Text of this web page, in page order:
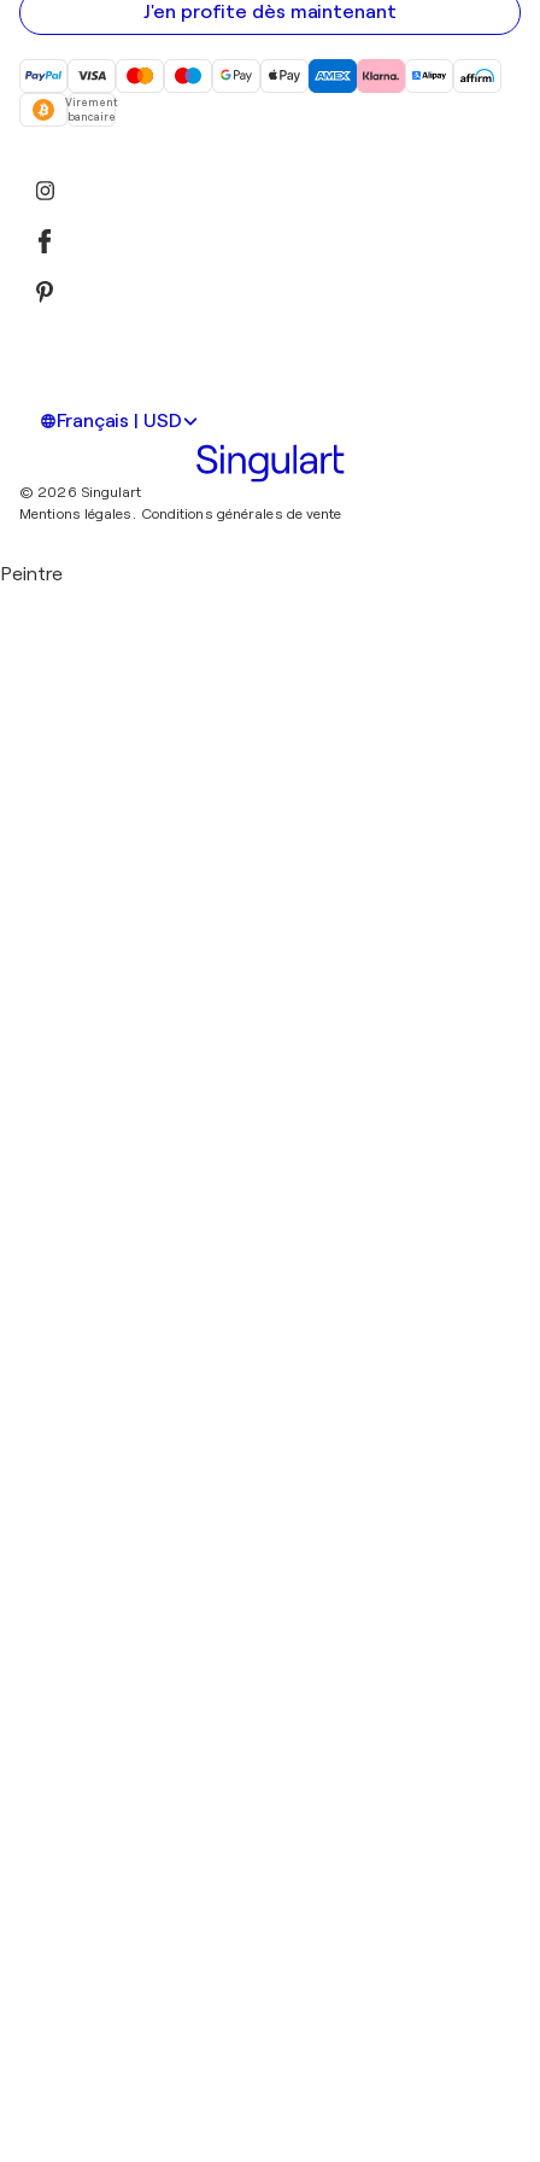
mail
J'en profite dès maintenant
Virement
bancaire
Français | USD
© 2026 Singulart
Mentions légales. Conditions générales de vente
Peintre